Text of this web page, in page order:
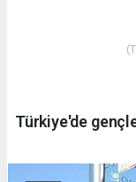
Türkiye'de